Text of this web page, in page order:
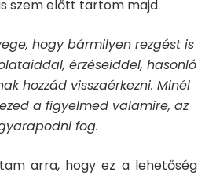
szem előtt tartom majd.
hogy bármilyen rezgést is
érzéseiddel, hasonló
hozzád visszaérkezni. Minél
a figyelmed valamire, az
fog.
arra, hogy ez a lehetőség